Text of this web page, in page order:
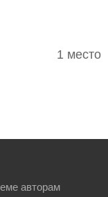
1 место
авторам